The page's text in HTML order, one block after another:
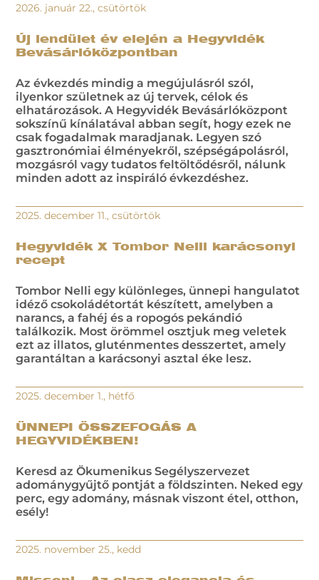
2026. január 22., csütörtök
Új lendület év elején a Hegyvidék
Bevásárlóközpontban
Az évkezdés mindig a megújulásról szól,
ilyenkor születnek az új tervek, célok és
elhatározások. A Hegyvidék Bevásárlóközpont
sokszínű kínálatával abban segít, hogy ezek ne
csak fogadalmak maradjanak. Legyen szó
gasztronómiai élményekről, szépségápolásról,
mozgásról vagy tudatos feltöltődésről, nálunk
minden adott az inspiráló évkezdéshez.
2025. december 11., csütörtök
Hegyvidék X Tombor Nelli karácsonyi
recept
Tombor Nelli egy különleges, ünnepi hangulatot
idéző csokoládétortát készített, amelyben a
narancs, a fahéj és a ropogós pekándió
találkozik. Most örömmel osztjuk meg veletek
ezt az illatos, gluténmentes desszertet, amely
garantáltan a karácsonyi asztal éke lesz.
2025. december 1., hétfő
ÜNNEPI ÖSSZEFOGÁS A
HEGYVIDÉKBEN!
Keresd az Ökumenikus Segélyszervezet
adománygyűjtő pontját a földszinten. Neked egy
perc, egy adomány, másnak viszont étel, otthon,
esély!
2025. november 25., kedd